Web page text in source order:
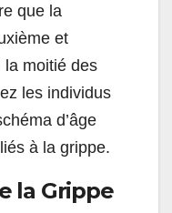
que la
et
la moitié des
les individus
d’âge
à la grippe.
la Grippe